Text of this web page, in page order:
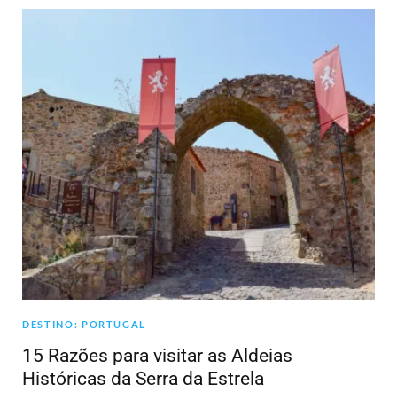
DESTINO: PORTUGAL
15 Razões para visitar as Aldeias
Históricas da Serra da Estrela